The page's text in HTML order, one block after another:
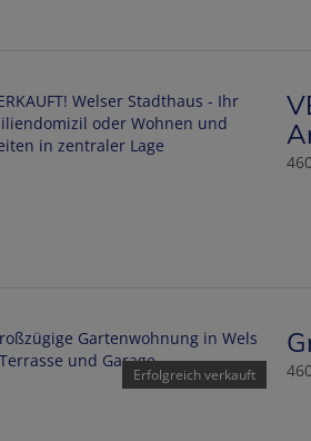
Erfolgreich verkauft